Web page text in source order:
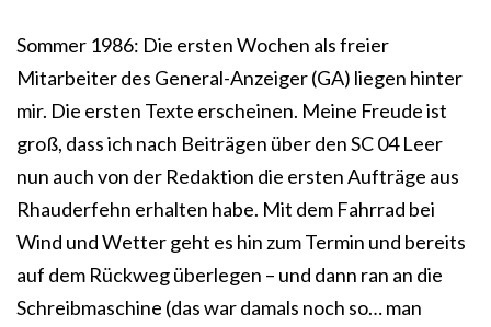
Sommer 1986: Die ersten Wochen als freier
Mitarbeiter des General-Anzeiger (GA) liegen hinter
mir. Die ersten Texte erscheinen. Meine Freude ist
groß, dass ich nach Beiträgen über den SC 04 Leer
nun auch von der Redaktion die ersten Aufträge aus
Rhauderfehn erhalten habe. Mit dem Fahrrad bei
Wind und Wetter geht es hin zum Termin und bereits
auf dem Rückweg überlegen – und dann ran an die
Schreibmaschine (das war damals noch so… man